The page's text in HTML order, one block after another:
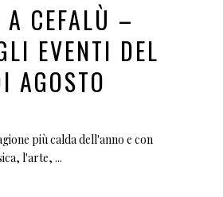
A CEFALÙ –
EVENTI DEL
AGOSTO
più calda dell'anno e con
l'arte,